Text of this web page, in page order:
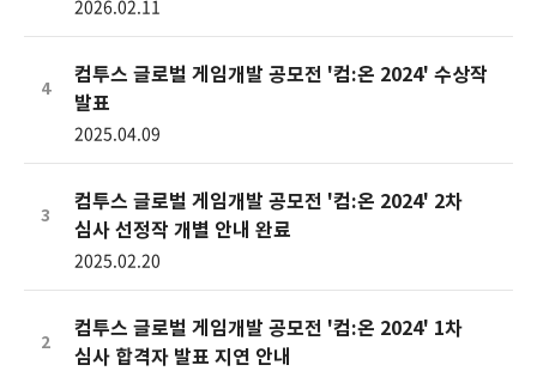
2026.02.11
4
컴투스 글로벌 게임개발 공모전 '컴:온 2024' 수상작
발표
2025.04.09
3
컴투스 글로벌 게임개발 공모전 '컴:온 2024' 2차
심사 선정작 개별 안내 완료
2025.02.20
2
컴투스 글로벌 게임개발 공모전 '컴:온 2024' 1차
심사 합격자 발표 지연 안내